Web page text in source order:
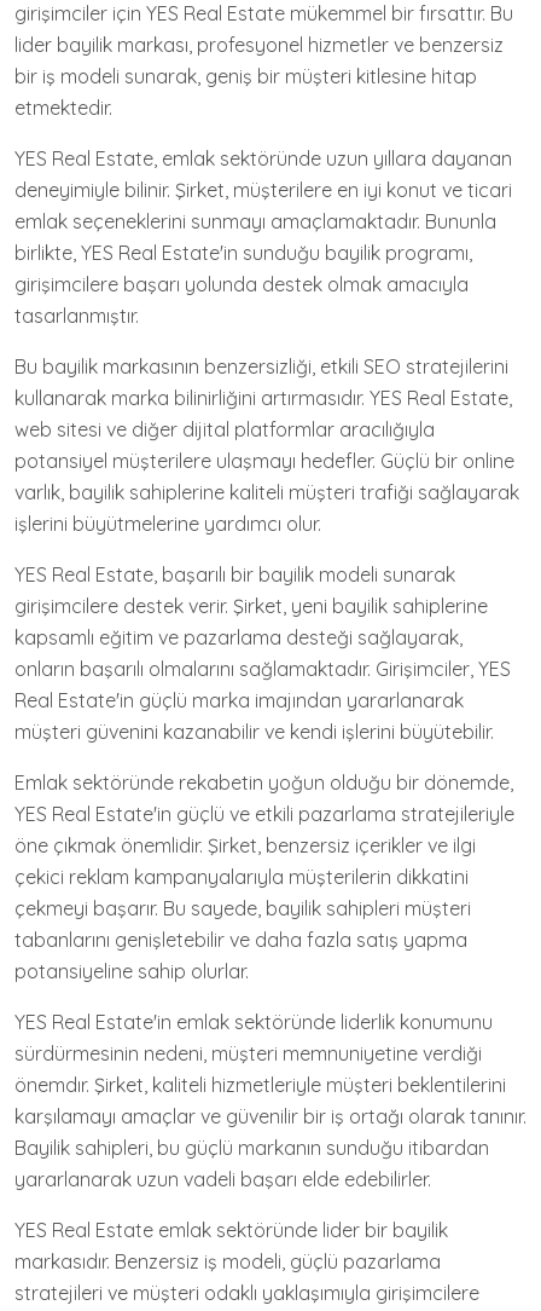
girişimciler için YES Real Estate mükemmel bir fırsattır. Bu
lider bayilik markası, profesyonel hizmetler ve benzersiz
bir iş modeli sunarak, geniş bir müşteri kitlesine hitap
etmektedir.
YES Real Estate, emlak sektöründe uzun yıllara dayanan
deneyimiyle bilinir. Şirket, müşterilere en iyi konut ve ticari
emlak seçeneklerini sunmayı amaçlamaktadır. Bununla
birlikte, YES Real Estate'in sunduğu bayilik programı,
girişimcilere başarı yolunda destek olmak amacıyla
tasarlanmıştır.
Bu bayilik markasının benzersizliği, etkili SEO stratejilerini
kullanarak marka bilinirliğini artırmasıdır. YES Real Estate,
web sitesi ve diğer dijital platformlar aracılığıyla
potansiyel müşterilere ulaşmayı hedefler. Güçlü bir online
varlık, bayilik sahiplerine kaliteli müşteri trafiği sağlayarak
işlerini büyütmelerine yardımcı olur.
YES Real Estate, başarılı bir bayilik modeli sunarak
girişimcilere destek verir. Şirket, yeni bayilik sahiplerine
kapsamlı eğitim ve pazarlama desteği sağlayarak,
onların başarılı olmalarını sağlamaktadır. Girişimciler, YES
Real Estate'in güçlü marka imajından yararlanarak
müşteri güvenini kazanabilir ve kendi işlerini büyütebilir.
Emlak sektöründe rekabetin yoğun olduğu bir dönemde,
YES Real Estate'in güçlü ve etkili pazarlama stratejileriyle
öne çıkmak önemlidir. Şirket, benzersiz içerikler ve ilgi
çekici reklam kampanyalarıyla müşterilerin dikkatini
çekmeyi başarır. Bu sayede, bayilik sahipleri müşteri
tabanlarını genişletebilir ve daha fazla satış yapma
potansiyeline sahip olurlar.
YES Real Estate'in emlak sektöründe liderlik konumunu
sürdürmesinin nedeni, müşteri memnuniyetine verdiği
önemdır. Şirket, kaliteli hizmetleriyle müşteri beklentilerini
karşılamayı amaçlar ve güvenilir bir iş ortağı olarak tanınır.
Bayilik sahipleri, bu güçlü markanın sunduğu itibardan
yararlanarak uzun vadeli başarı elde edebilirler.
YES Real Estate emlak sektöründe lider bir bayilik
markasıdır. Benzersiz iş modeli, güçlü pazarlama
stratejileri ve müşteri odaklı yaklaşımıyla girişimcilere